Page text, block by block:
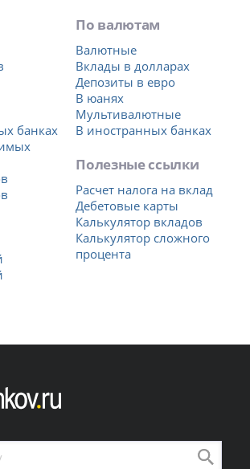
банках
По валютам
Валютные
Вклады в долларах
Депозиты в евро
В юанях
Мультивалютные
В иностранных банках
Полезные ссылки
Расчет налога на вклад
Дебетовые карты
Калькулятор вкладов
Калькулятор сложного
процента